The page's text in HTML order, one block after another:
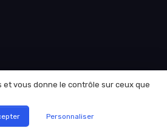
Contact
?
Programmer une démonstration
et vous donne le contrôle sur ceux que
Personnaliser